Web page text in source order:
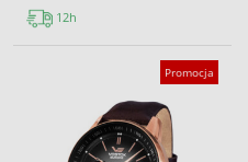
12h
Promocja